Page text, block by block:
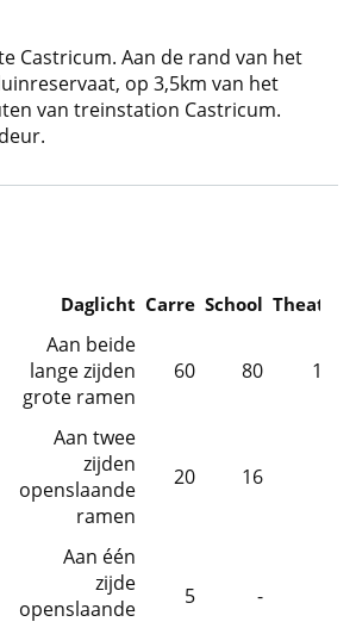
Castricum. Aan de rand van het
op 3,5km van het
van treinstation Castricum.
Daglicht Carre School Theatre
Aan beide
lange zijden
grote ramen
60 80 100
Aan twee
zijden
openslaande
ramen
20 16
Aan één
zijde
openslaande
5 -